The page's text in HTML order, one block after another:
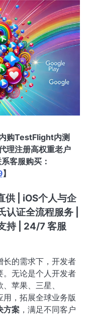
购TestFlight内测
理注册高权重老户
客服购买：
】
供 | iOS个人与企
证全流程服务 |
持 | 24/7 客服
的需求下，开发者
。无论是个人开发者
苹果、三星、
，拓展全球业务版
方案 ，满足不同客户